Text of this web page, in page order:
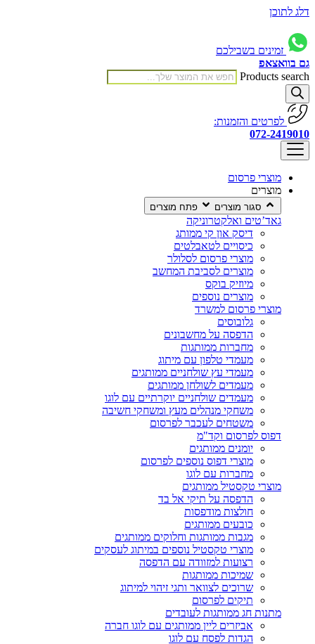
דלג לתוכן
זמינים בשבילכם
גם בוואצאפ
Products search
לפרטים והזמנות:
072-2419010
מוצרי פרסום
מוצרים
סגור מוצרים פתח מוצרים
גאד’טים ואלקטרוניקה
דיסק און קי ממותג
כיסויים לטאבלטים
מוצרי פרסום לסלולר
מוצרים לסביבת המחשב
מיוזיק בוקס
מוצרים נוספים
מוצרי פרסום למשרד
גלובוסים
הדפסה על מחשבונים
מחברות ממותגות
מעמדי טלפון עם מיתוג
מעמדי עץ שולחניים ממותגים
מעמדים לשולחן ממותגים
מעמדים שולחניים יוקרתיים עם לוגו
משחקי מנהלים מעץ ומשחקי חשיבה
משטחים לעכבר לפרסום
דפוס לפרסום וקד"מ
יומנים ממותגים
מוצרי דפוס נוספים לפרסום
מחברות עם לוגו
מוצרי טקסטיל ממותגים
הדפסה על תיקי אל בד
חולצות מודפסות
כובעים ממותגים
מגבות ממותגות וחלוקים ממותגים
מוצרי טקסטיל נוספים במיתוג לעסקים
רצועות למזוודה עם הדפסה
שמיכות ממותגות
שרוכים לצוואר ותגי זיהוי למיתוג
תיקים לפרסום
מתנות חג ממותגות לעובדים
אביזרים ליין ממותגים עם לוגו חברה
הגדות לפסח עם לוגו